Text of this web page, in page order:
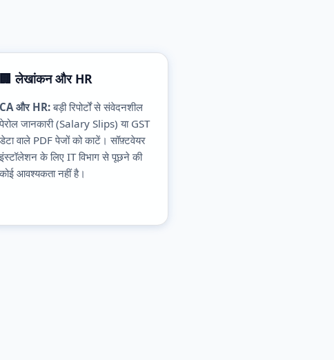
🏢 लेखांकन और HR
CA और HR:बड़ी रिपोर्टों से संवेदनशील
पेरोल जानकारी (Salary Slips) या GST
डेटा वाले PDF पेजों को काटें। सॉफ़्टवेयर
इंस्टॉलेशन के लिए IT विभाग से पूछने की
कोई आवश्यकता नहीं है।